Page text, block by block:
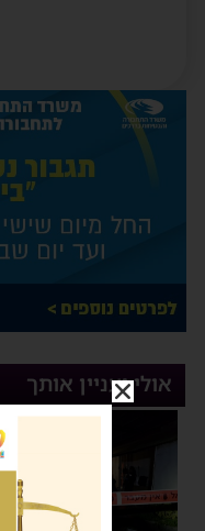
אולי יעניין אותך